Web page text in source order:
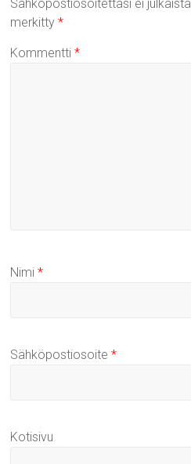
Sähköpostiosoitettasi ei julkaista.
merkitty*
Kommentti*
Nimi*
Sähköpostiosoite*
Kotisivu